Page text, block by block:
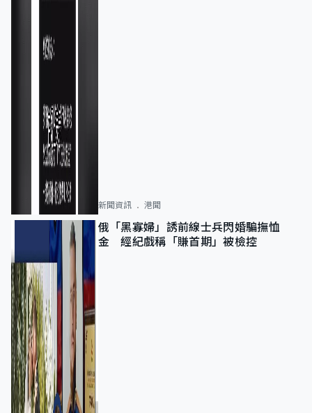
新聞資訊 港聞
俄「黑寡婦」誘前線士兵閃婚騙撫恤
金 經紀戲稱「賺首期」被檢控